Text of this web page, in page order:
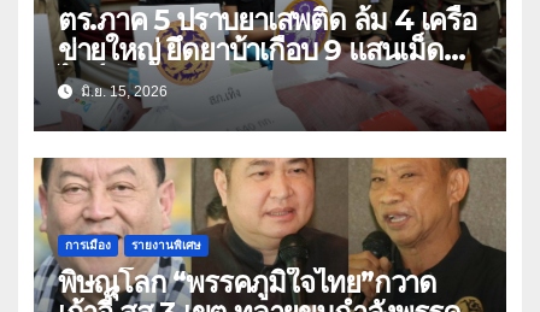
ตร.ภาค 5 ปราบยาเสพติด ล้ม 4 เครือ
ข่ายใหญ่ ยึดยาบ้าเกือบ 9 แสนเม็ด
ไอซ์-คีตามีนกว่า 1 ตัน
มิ.ย. 15, 2026
การเมือง รายงานพิเศษ
พิษณุโลก “พรรคภูมิใจไทย”กวาด